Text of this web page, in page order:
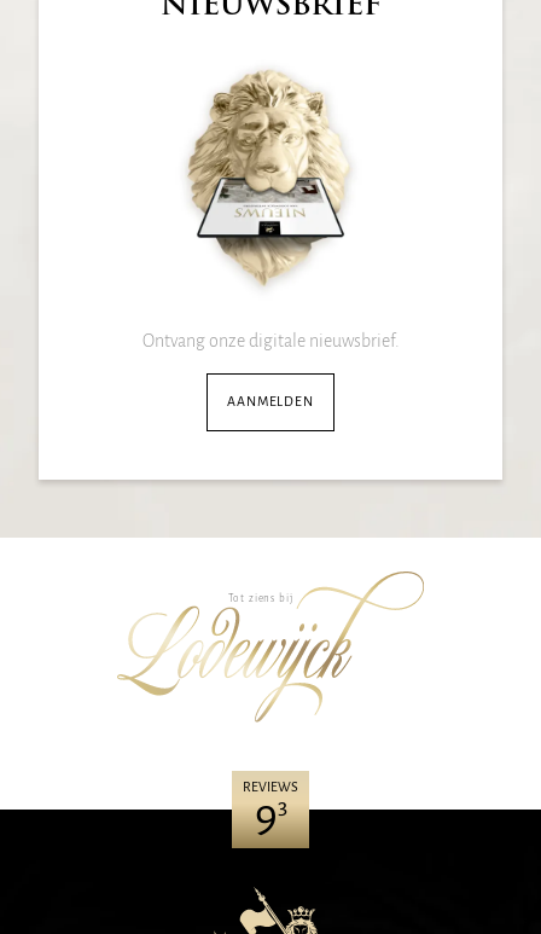
Ontvang onze digitale nieuwsbrief.
AANMELDEN
Tot ziens bij
REVIEWS
93